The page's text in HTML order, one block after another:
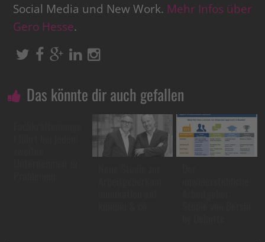
Social Media und New Work. Mehr Infos über
Gero Hesse.
Das könnte dir auch gefallen